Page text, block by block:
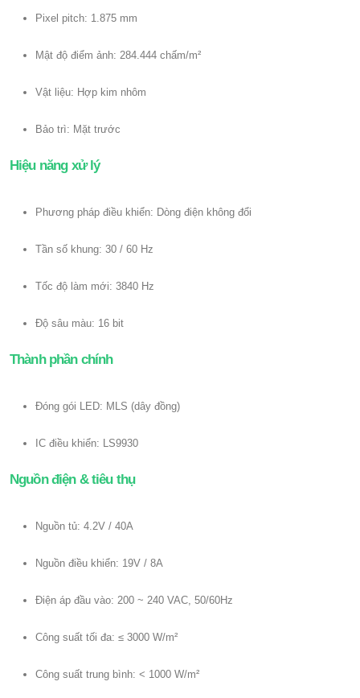
Pixel pitch: 1.875 mm
Mật độ điểm ảnh: 284.444 chấm/m²
Vật liệu: Hợp kim nhôm
Bảo trì: Mặt trước
Hiệu năng xử lý
Phương pháp điều khiển: Dòng điện không đổi
Tần số khung: 30 / 60 Hz
Tốc độ làm mới: 3840 Hz
Độ sâu màu: 16 bit
Thành phần chính
Đóng gói LED: MLS (dây đồng)
IC điều khiển: LS9930
Nguồn điện & tiêu thụ
Nguồn tủ: 4.2V / 40A
Nguồn điều khiển: 19V / 8A
Điện áp đầu vào: 200 ~ 240 VAC, 50/60Hz
Công suất tối đa: ≤ 3000 W/m²
Công suất trung bình: < 1000 W/m²